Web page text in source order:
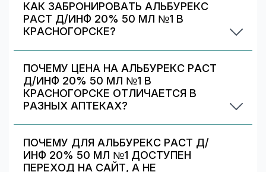
блоке «Формы выпуска» можно сравнить цены
и наличие по другим вариантам.
КАК ЗАБРОНИРОВАТЬ АЛЬБУРЕКС
РАСТ Д/ИНФ 20% 50 МЛ №1 В
КРАСНОГОРСКЕ?
(если доступно). После оформления получите
номер заказа и выкупите препарат в аптеке.
ПОЧЕМУ ЦЕНА НА АЛЬБУРЕКС РАСТ
Д/ИНФ 20% 50 МЛ №1 В
КРАСНОГОРСКЕ ОТЛИЧАЕТСЯ В
РАЗНЫХ АПТЕКАХ?
разных аптек в Красногорске — выбирайте
самое выгодное и удобное по адресу/времени
ПОЧЕМУ ДЛЯ АЛЬБУРЕКС РАСТ Д/
ИНФ 20% 50 МЛ №1 ДОСТУПЕН
ПЕРЕХОД НА САЙТ, А НЕ